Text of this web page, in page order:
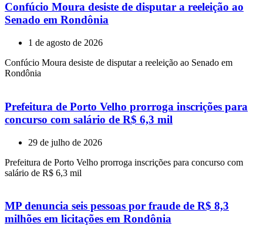
Confúcio Moura desiste de disputar a reeleição ao
Senado em Rondônia
1 de agosto de 2026
Confúcio Moura desiste de disputar a reeleição ao Senado em
Rondônia
Prefeitura de Porto Velho prorroga inscrições para
concurso com salário de R$ 6,3 mil
29 de julho de 2026
Prefeitura de Porto Velho prorroga inscrições para concurso com
salário de R$ 6,3 mil
MP denuncia seis pessoas por fraude de R$ 8,3
milhões em licitações em Rondônia